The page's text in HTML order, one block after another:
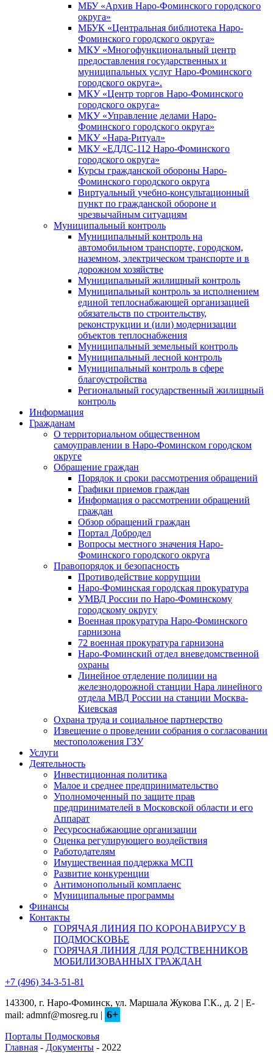
МБУ «Архив Наро-Фоминского городского
округа»
МБУК «Центральная библиотека Наро-
Фоминского городского округа»
МКУ «Многофункциональный центр
предоставления государственных и
муниципальных услуг Наро-Фоминского
городского округа».
МКУ «Центр торгов Наро-Фоминского
городского округа»
МКУ «Управление делами Наро-
Фоминского городского округа»
МКУ «Нара-Ритуал»
МКУ «ЕДДС-112 Наро-Фоминского
городского округа»
Курсы гражданской обороны Наро-
Фоминского городского округа
Виртуальный учебно-консультационный
пункт по гражданской обороне и
чрезвычайным ситуациям
Муниципальный контроль
Муниципальный контроль на
автомобильном транспорте, городском,
наземном, электрическом транспорте и в
дорожном хозяйстве
Муниципальный жилищный контроль
Муниципальный контроль за исполнением
единой теплоснабжающей организацией
обязательств по строительству,
реконструкции и (или) модернизации
объектов теплоснабжения
Муниципальный земельный контроль
Муниципальный лесной контроль
Муниципальный контроль в сфере
благоустройства
Региональный государственный жилищный
контроль
Информация
Гражданам
О территориальном общественном
самоуправлении в Наро-Фоминском городском
округе
Обращение граждан
Порядок и сроки рассмотрения обращений
Графики приемов граждан
Информация о рассмотрении обращений
граждан
Обзор обращений граждан
Портал Добродел
Вопросы местного значения Наро-
Фоминского городского округа
Правопорядок и безопасность
Противодействие коррупции
Наро-Фоминская городская прокуратура
УМВД России по Наро-Фоминскому
городскому округу
Военная прокуратура Наро-Фоминского
гарнизона
72 военная прокуратура гарнизона
Наро-Фоминский отдел вневедомственной
охраны
Линейное отделение полиции на
железнодорожной станции Нара линейного
отдела МВД России на станции Москва-
Киевская
Охрана труда и социальное партнерство
Извещение о проведении собрания о согласовании
местоположения ГЗУ
Услуги
Деятельность
Инвестиционная политика
Малое и среднее предпринимательство
Уполномоченный по защите прав
предпринимателей в Московской области и его
Аппарат
Ресурсоснабжающие организации
Оценка регулирующего воздействия
Работодателям
Имущественная поддержка МСП
Развитие конкуренции
Антимонопольный комплаенс
Муниципальные программы
Финансы
Контакты
ГОРЯЧАЯ ЛИНИЯ ПО КОРОНАВИРУСУ В
ПОДМОСКОВЬЕ
ГОРЯЧАЯ ЛИНИЯ ДЛЯ РОДСТВЕННИКОВ
МОБИЛИЗОВАННЫХ ГРАЖДАН
+7 (496) 34-3-51-81
143300, г. Наро-Фоминск, ул. Маршала Жукова Г.К., д. 2 | E-
mail: admnf@mosreg.ru | 6+
Порталы Подмосковья
Главная - Документы - 2022